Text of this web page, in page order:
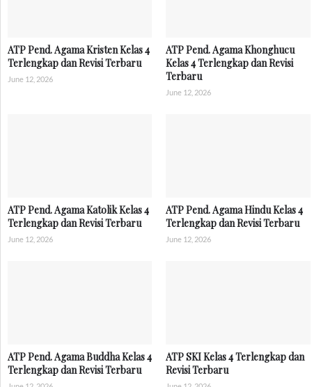
ATP Pend. Agama Kristen Kelas 4
Terlengkap dan Revisi Terbaru
June 12, 2026
ATP Pend. Agama Khonghucu
Kelas 4 Terlengkap dan Revisi
Terbaru
June 12, 2026
ATP Pend. Agama Katolik Kelas 4
Terlengkap dan Revisi Terbaru
June 12, 2026
ATP Pend. Agama Hindu Kelas 4
Terlengkap dan Revisi Terbaru
June 12, 2026
ATP Pend. Agama Buddha Kelas 4
Terlengkap dan Revisi Terbaru
ATP SKI Kelas 4 Terlengkap dan
Revisi Terbaru